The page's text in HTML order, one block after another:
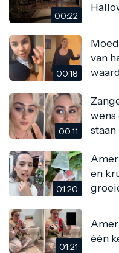
00:22
00:18
van
00:11
wens
staan
01:20
en
01:21
één